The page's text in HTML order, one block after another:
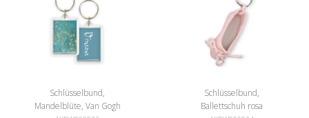
Schlüsselbund,
Mandelblüte, Van Gogh
Schlüsselbund,
Ballettschuh rosa